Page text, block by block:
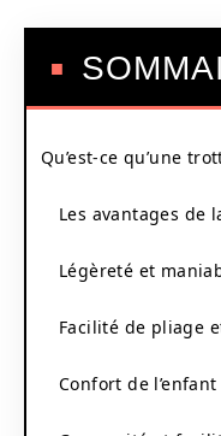
Qu’est-ce qu’une
Les avantages de
Légèreté et
Facilité de pliage
Confort de l’enfant